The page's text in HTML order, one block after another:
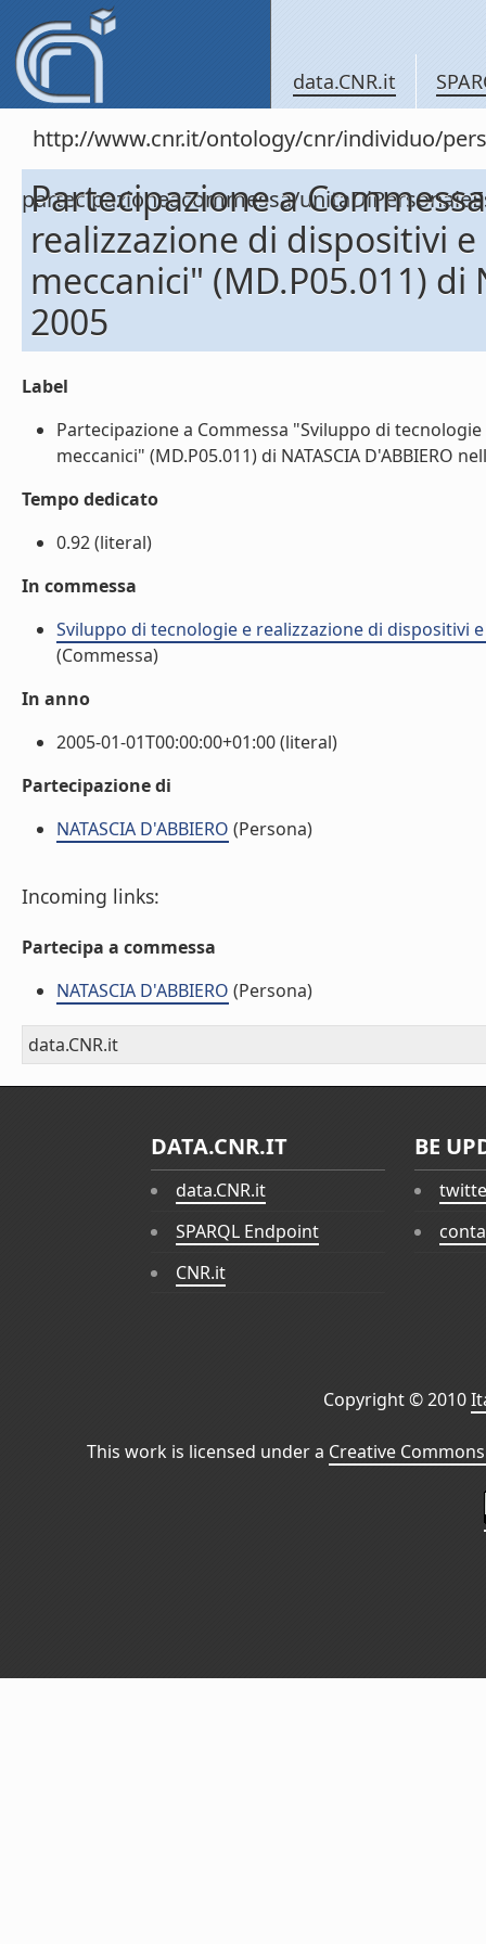
data.CNR.it
http://www.cnr.it/ontology/cnr/individuo/
partecipazioneacommessa/
Partecipazione a
realizzazione di dispositivi
meccanici" (MD.P05.011) di
2005
Label
Partecipazione a Commessa "Sviluppo di
meccanici" (MD.P05.011) di NATASCIA D'ABBIERO
Tempo dedicato
0.92 (literal)
In commessa
Sviluppo di tecnologie e realizzazione di dispositivi
(Commessa)
In anno
2005-01-01T00:00:00+01:00 (literal)
Partecipazione di
NATASCIA D'ABBIERO (Persona)
Incoming links:
Partecipa a commessa
NATASCIA D'ABBIERO (Persona)
data.CNR.it
DATA.CNR.IT
data.CNR.it
SPARQL Endpoint
CNR.it
BE
Copyright © 2010
This work is licensed under a Creative